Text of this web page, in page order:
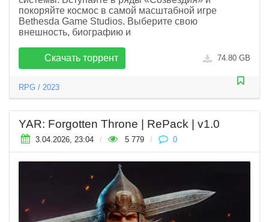
покоряйте космос в самой масштабной игре
Bethesda Game Studios. Выберите свою
внешность, биографию и
Скачать торрент 74.80 GB
RPG / 2023
YAR: Forgotten Throne | RePack | v1.0
3.04.2026, 23:04 / 5 779 / 0